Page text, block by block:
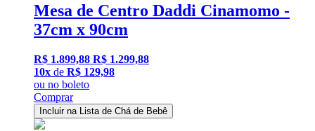
Mesa de Centro Daddi Cinamomo -
37cm x 90cm
R$ 1.899,88 R$ 1.299,88
10x de R$ 129,98
ou no boleto
Comprar
Incluir na Lista de Chá de Bebê